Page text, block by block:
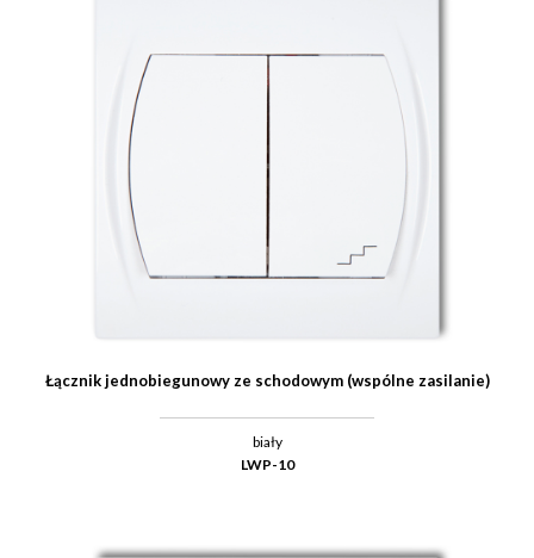
Łącznik jednobiegunowy ze schodowym (wspólne zasilanie)
biały
LWP-10